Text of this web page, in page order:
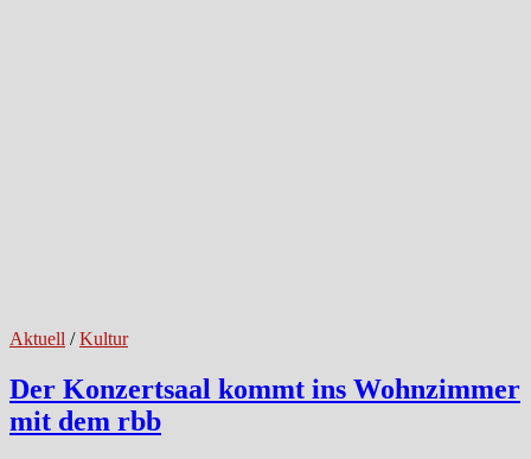
Aktuell /Kultur
Der Konzertsaal kommt ins Wohnzimmer
mit dem rbb